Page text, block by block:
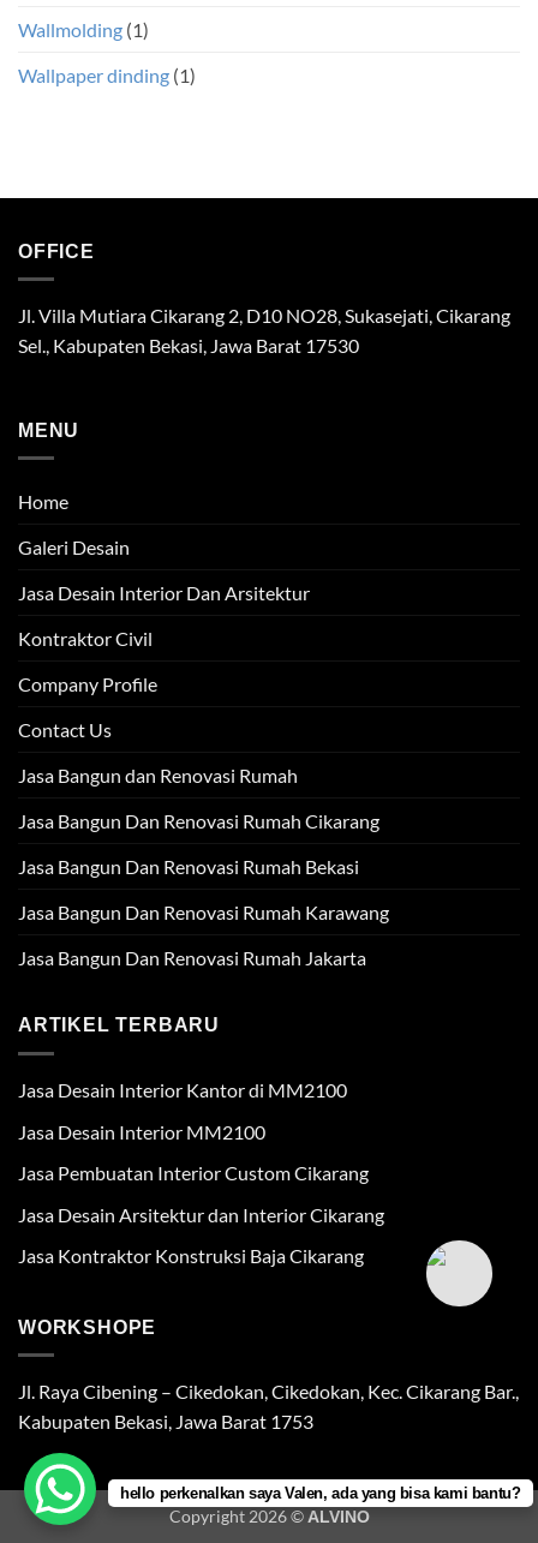
Wallmolding (1)
Wallpaper dinding (1)
OFFICE
Jl. Villa Mutiara Cikarang 2, D10 NO28, Sukasejati, Cikarang
Sel., Kabupaten Bekasi, Jawa Barat 17530
MENU
Home
Galeri Desain
Jasa Desain Interior Dan Arsitektur
Kontraktor Civil
Company Profile
Contact Us
Jasa Bangun dan Renovasi Rumah
Jasa Bangun Dan Renovasi Rumah Cikarang
Jasa Bangun Dan Renovasi Rumah Bekasi
Jasa Bangun Dan Renovasi Rumah Karawang
Jasa Bangun Dan Renovasi Rumah Jakarta
ARTIKEL TERBARU
Jasa Desain Interior Kantor di MM2100
Jasa Desain Interior MM2100
Jasa Pembuatan Interior Custom Cikarang
Jasa Desain Arsitektur dan Interior Cikarang
Jasa Kontraktor Konstruksi Baja Cikarang
WORKSHOPE
Jl. Raya Cibening – Cikedokan, Cikedokan, Kec. Cikarang Bar.,
Kabupaten Bekasi, Jawa Barat 1753
Copyright 2026 ©ALVINO
hello perkenalkan saya Valen, ada yang bisa kami bantu?